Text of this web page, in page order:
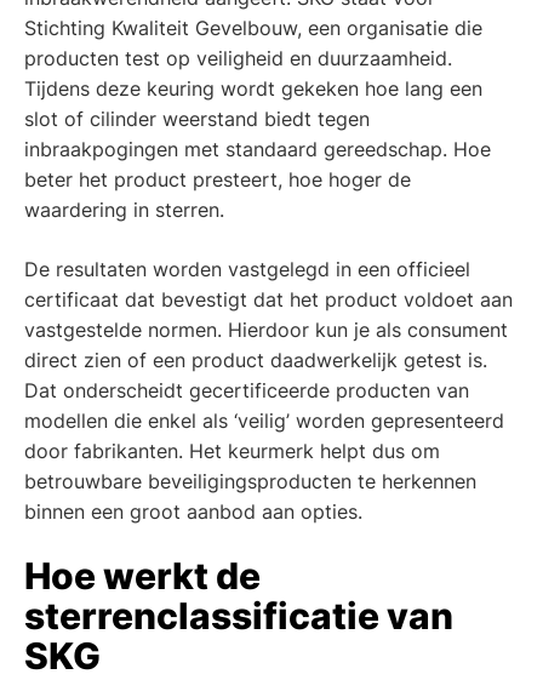
Stichting Kwaliteit Gevelbouw, een organisatie die
producten test op veiligheid en duurzaamheid.
Tijdens deze keuring wordt gekeken hoe lang een
slot of cilinder weerstand biedt tegen
inbraakpogingen met standaard gereedschap. Hoe
beter het product presteert, hoe hoger de
waardering in sterren.
De resultaten worden vastgelegd in een officieel
certificaat dat bevestigt dat het product voldoet aan
vastgestelde normen. Hierdoor kun je als consument
direct zien of een product daadwerkelijk getest is.
Dat onderscheidt gecertificeerde producten van
modellen die enkel als ‘veilig’ worden gepresenteerd
door fabrikanten. Het keurmerk helpt dus om
betrouwbare beveiligingsproducten te herkennen
binnen een groot aanbod aan opties.
Hoe werkt de
sterrenclassificatie van
SKG